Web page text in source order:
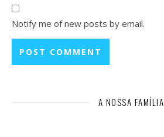
Notify me of new posts by email.
A NOSSA FAMÍLIA